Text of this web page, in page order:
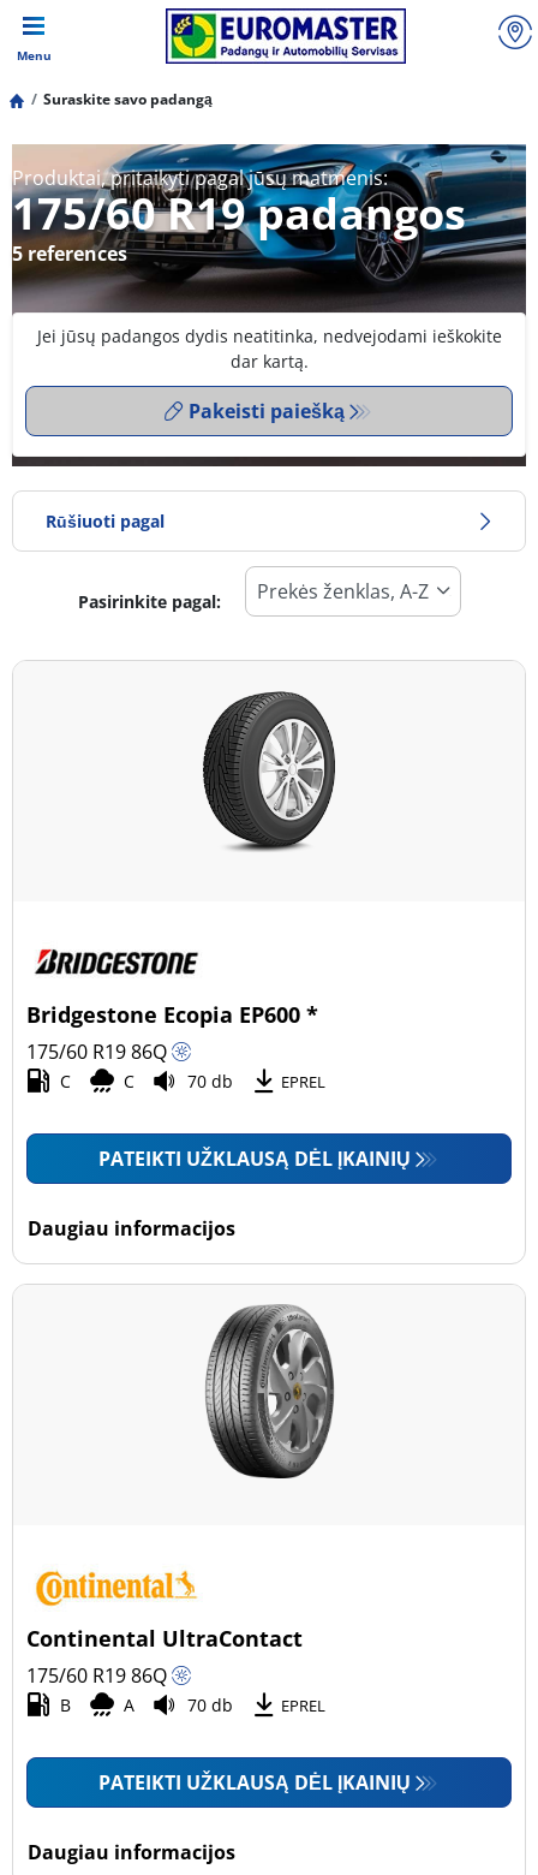
Menu
Suraskite savo padangą
Produktai, pritaikyti pagal jūsų matmenis:
175/60 R19 padangos
5 references
Jei jūsų padangos dydis neatitinka, nedvejodami ieškokite
dar kartą.
Pakeisti paiešką
Rūšiuoti pagal
Padangos tipas
Visi tipai (5)
Visi sezonai (0)
Lengvasis automobilis (5)
Mažas sunkvežimis (0)
Motociklas (0)
Padanga sustiprintomis sienelėmis
Daugiau parinkčių
Pasirinkite pagal:
Bridgestone Ecopia EP600 *
175/60 R1986Q
C C 70 db EPREL
PATEIKTI UŽKLAUSĄ DĖL ĮKAINIŲ
Daugiau informacijos
Continental UltraContact
175/60 R1986Q
B A 70 db EPREL
PATEIKTI UŽKLAUSĄ DĖL ĮKAINIŲ
Daugiau informacijos